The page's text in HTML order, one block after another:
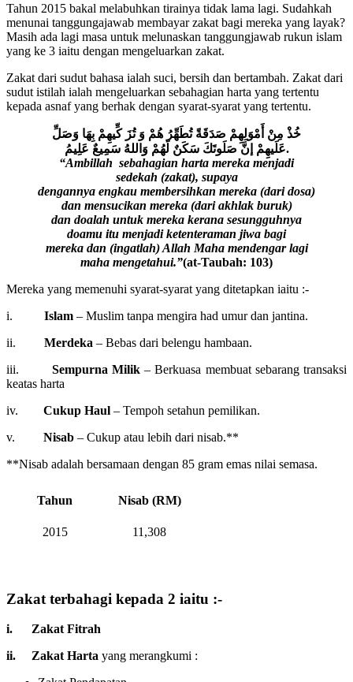
Tahun 2015 bakal melabuhkan tirainya tidak lama lagi. Sudahkah
menunai tanggungajawab membayar zakat bagi mereka yang layak?
Masih ada lagi masa untuk melunaskan tanggungjawab rukun islam
yang ke 3 iaitu dengan mengeluarkan zakat.
Zakat dari sudut bahasa ialah suci, bersih dan bertambah. Zakat dari
sudut istilah ialah mengeluarkan sebahagian harta yang tertentu
kepada asnaf yang berhak dengan syarat-syarat yang tertentu.
خُذْ مِنْ أَمْوَلِهِمْ صَدَقَةً تُطَهِّرُ هُمْ وَ تُزَ كِّيهِمْ بِهَا وَصَلِّ
عَلَيهِمْ إنَّ صَلَوتَكَ سَكَنٌ لَهُمْ وَاللهُ سَمِيعٌ عَلِيمُ.
“Ambillah sebahagian harta mereka menjadi
sedekah (zakat), supaya
dengannya engkau membersihkan mereka (dari dosa)
dan mensucikan mereka (dari akhlak buruk)
dan doalah untuk mereka kerana sesungguhnya
doamu itu menjadi ketenteraman jiwa bagi
mereka dan (ingatlah) Allah Maha mendengar lagi
maha mengetahui.”(at-Taubah: 103)
Mereka yang memenuhi syarat-syarat yang ditetapkan iaitu :-
i. Islam – Muslim tanpa mengira had umur dan jantina.
ii. Merdeka – Bebas dari belengu hambaan.
iii.
Sempurna Milik– Berkuasa membuat sebarang transaksi
keatas harta
iv. Cukup Haul – Tempoh setahun pemilikan.
v. Nisab – Cukup atau lebih dari nisab.**
**Nisab adalah bersamaan dengan 85 gram emas nilai semasa.
Tahun Nisab (RM)
2015 11,308
Zakat terbahagi kepada 2 iaitu :-
i. Zakat Fitrah
ii. Zakat Harta yang merangkumi :